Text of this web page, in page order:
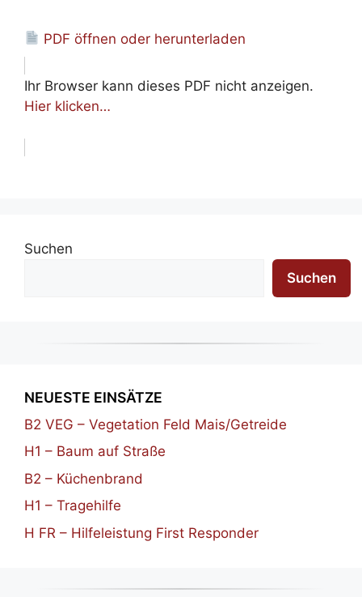
PDF öffnen oder herunterladen
Ihr Browser kann dieses PDF nicht anzeigen.
Hier klicken…
Suchen
Suchen
NEUESTE EINSÄTZE
B2 VEG – Vegetation Feld Mais/Getreide
H1 – Baum auf Straße
B2 – Küchenbrand
H1 – Tragehilfe
H FR – Hilfeleistung First Responder